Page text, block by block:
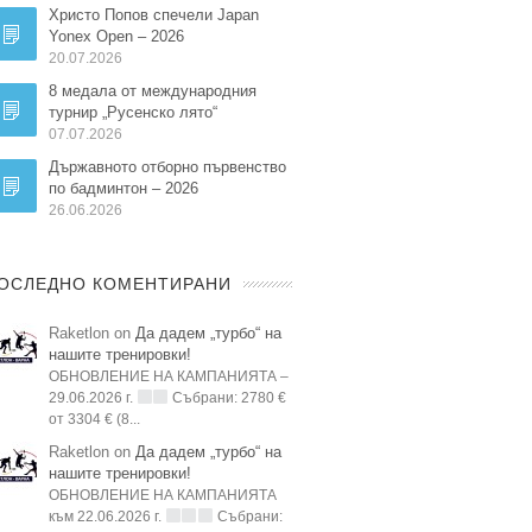
Христо Попов спечели Japan
Yonex Open – 2026
20.07.2026
8 медала от международния
турнир „Русенско лято“
07.07.2026
Държавното отборно първенство
по бадминтон – 2026
26.06.2026
КОМЕНТИРАНИ
Raketlon on Да дадем „турбо“ на
нашите тренировки!
ОБНОВЛЕНИЕ НА КАМПАНИЯТА –
29.06.2026 г.
Събрани: 2780 €
от 3304 € (8...
Raketlon on Да дадем „турбо“ на
нашите тренировки!
ОБНОВЛЕНИЕ НА КАМПАНИЯТА
към 22.06.2026 г.
Събрани: